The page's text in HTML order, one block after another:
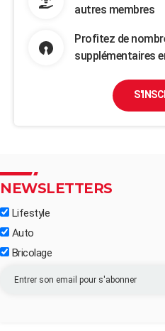
autres membres
Profitez de
supplémentaires
NEWSLETTERS
Lifestyle
Auto
Bricolage